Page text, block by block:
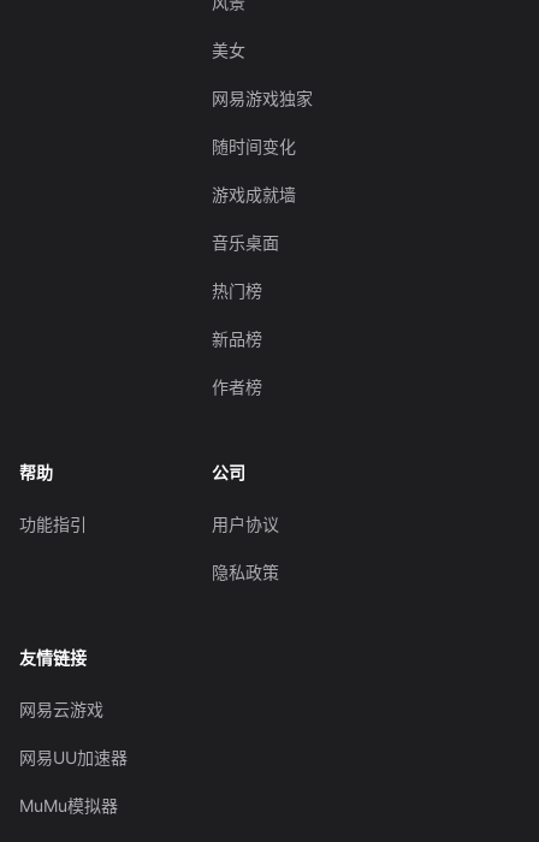
美女
网易游戏独家
随时间变化
游戏成就墙
音乐桌面
热门榜
新品榜
作者榜
帮助
功能指引
公司
用户协议
隐私政策
友情链接
网易云游戏
网易UU加速器
MuMu模拟器